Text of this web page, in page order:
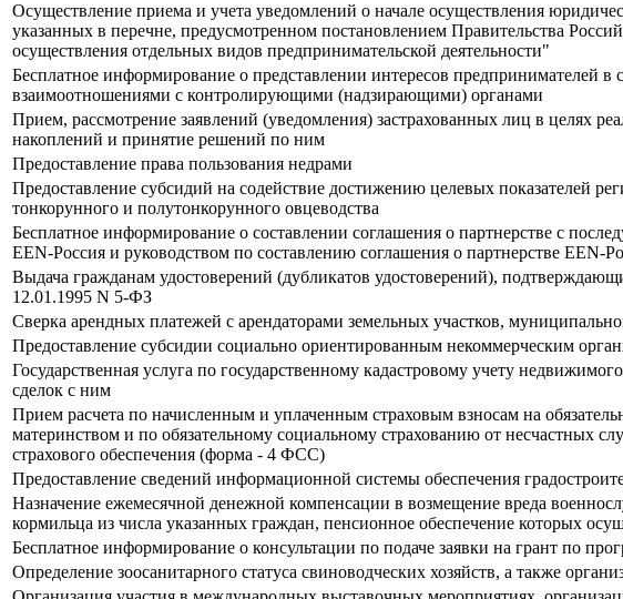
Осуществление приема и учета уведомлений о начале осуществления
указанных в перечне, предусмотренном постановлением Правительства
осуществления отдельных видов предпринимательской деятельности"
Бесплатное информирование о представлении интересов предпринимателей
взаимоотношениями с контролирующими (надзирающими) органами
Прием, рассмотрение заявлений (уведомления) застрахованных лиц в целях
накоплений и принятие решений по ним
Предоставление права пользования недрами
Предоставление субсидий на содействие достижению целевых показателей
тонкорунного и полутонкорунного овцеводства
Бесплатное информирование о составлении соглашения о партнерстве с
EEN-Россия и руководством по составлению соглашения о партнерстве EEN-
Выдача гражданам удостоверений (дубликатов удостоверений),
12.01.1995 N 5-ФЗ
Сверка арендных платежей с арендаторами земельных участков,
Предоставление субсидии социально ориентированным некоммерческим
Государственная услуга по государственному кадастровому учету
сделок с ним
Прием расчета по начисленным и уплаченным страховым взносам на
материнством и по обязательному социальному страхованию от несчастных
страхового обеспечения (форма - 4 ФСС)
Предоставление сведений информационной системы обеспечения
Назначение ежемесячной денежной компенсации в возмещение вреда
кормильца из числа указанных граждан, пенсионное обеспечение которых
Бесплатное информирование о консультации по подаче заявки на грант по
Определение зоосанитарного статуса свиноводческих хозяйств, а также